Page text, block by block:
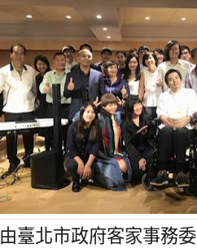
由臺北市政府客家事務